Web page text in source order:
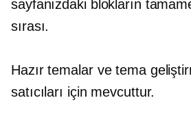
sayfanızdaki blokların
sırası.
Hazırtemalar ve tema
satıcıları için mevcuttur.